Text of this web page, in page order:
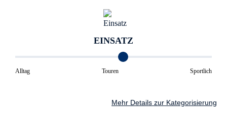
EINSATZ
Alltag Touren Sportlich
Mehr Details zur Kategorisierung